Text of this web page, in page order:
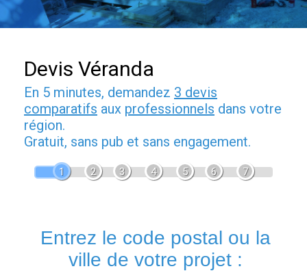
Devis Véranda
En 5 minutes, demandez 3 devis
comparatifs aux professionnels dans votre
région.
Gratuit, sans pub et sans engagement.
1 2 3 4 5 6 7
Entrez le code postal ou la
ville de votre projet :